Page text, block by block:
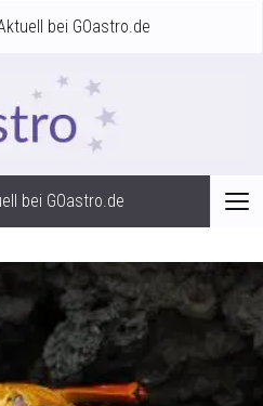
bei GOastro.de
bei GOastro.de